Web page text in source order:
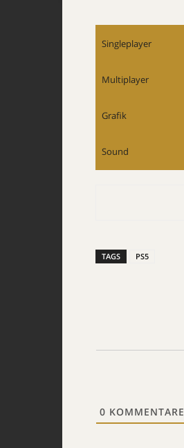
Singleplayer
Multiplayer
Grafik
Sound
TAGS PS5
0 KOMMENTARE